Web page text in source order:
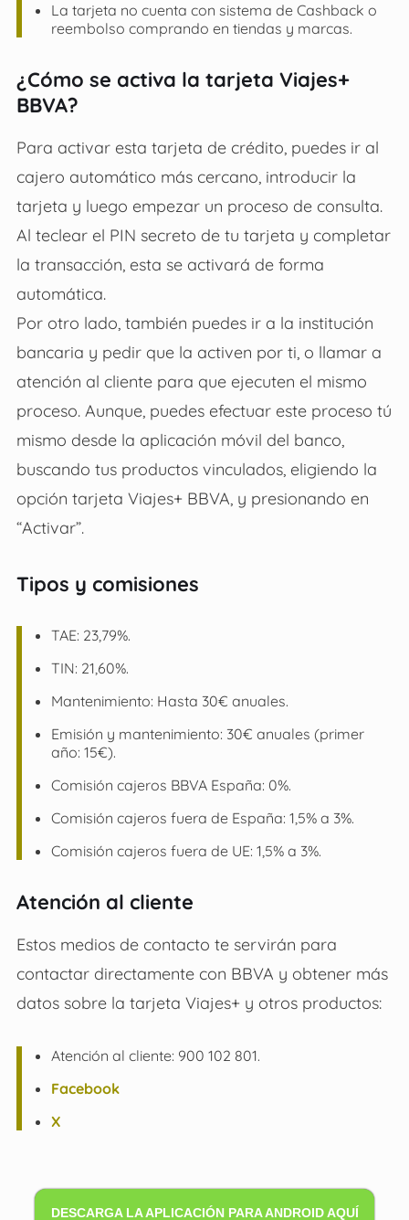
La tarjeta no cuenta con sistema de Cashback o
reembolso comprando en tiendas y marcas.
¿Cómo se activa la tarjeta Viajes+
BBVA?
Para activar esta tarjeta de crédito, puedes ir al
cajero automático más cercano, introducir la
tarjeta y luego empezar un proceso de consulta.
Al teclear el PIN secreto de tu tarjeta y completar
la transacción, esta se activará de forma
automática.
Por otro lado, también puedes ir a la institución
bancaria y pedir que la activen por ti, o llamar a
atención al cliente para que ejecuten el mismo
proceso. Aunque, puedes efectuar este proceso tú
mismo desde la aplicación móvil del banco,
buscando tus productos vinculados, eligiendo la
opción tarjeta Viajes+ BBVA, y presionando en
“Activar”.
Tipos y comisiones
TAE: 23,79%.
TIN: 21,60%.
Mantenimiento: Hasta 30€ anuales.
Emisión y mantenimiento: 30€ anuales (primer
año: 15€).
Comisión cajeros BBVA España: 0%.
Comisión cajeros fuera de España: 1,5% a 3%.
Comisión cajeros fuera de UE: 1,5% a 3%.
Atención al cliente
Estos medios de contacto te servirán para
contactar directamente con BBVA y obtener más
datos sobre la tarjeta Viajes+ y otros productos:
Atención al cliente: 900 102 801.
Facebook
X
DESCARGA LA APLICACIÓN PARA ANDROID AQUÍ